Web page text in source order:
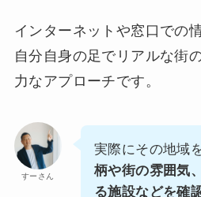
インターネットや窓口での
自分自身の足でリアルな街
力なアプローチです。
すーさん
実際にその地域
柄や街の雰囲気
る施設などを確